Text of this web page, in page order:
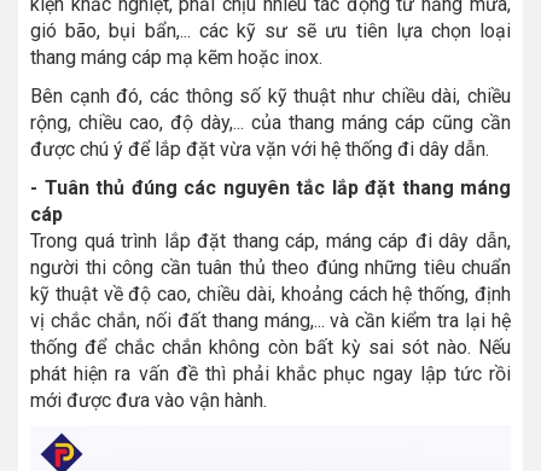
gió bão, bụi bẩn,... các kỹ sư sẽ ưu tiên lựa chọn loại
thang máng cáp mạ kẽm hoặc inox.
Bên cạnh đó, các thông số kỹ thuật như chiều dài, chiều
rộng, chiều cao, độ dày,... của thang máng cáp cũng cần
được chú ý để lắp đặt vừa vặn với hệ thống đi dây dẫn.
- Tuân thủ đúng các nguyên tắc lắp đặt thang máng
cáp
Trong quá trình lắp đặt thang cáp, máng cáp đi dây dẫn,
người thi công cần tuân thủ theo đúng những tiêu chuẩn
kỹ thuật về độ cao, chiều dài, khoảng cách hệ thống, định
vị chắc chắn, nối đất thang máng,... và cần kiểm tra lại hệ
thống để chắc chắn không còn bất kỳ sai sót nào. Nếu
phát hiện ra vấn đề thì phải khắc phục ngay lập tức rồi
mới được đưa vào vận hành.